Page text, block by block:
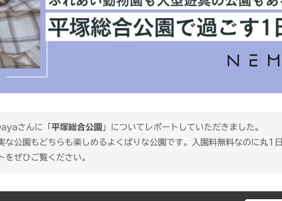
さんに「 平塚総合公園 」についてレポートしていただきました。
な公園もどちらも楽しめるよくばりな公園です。入園料無料なのに丸1日
ぜひご覧ください。